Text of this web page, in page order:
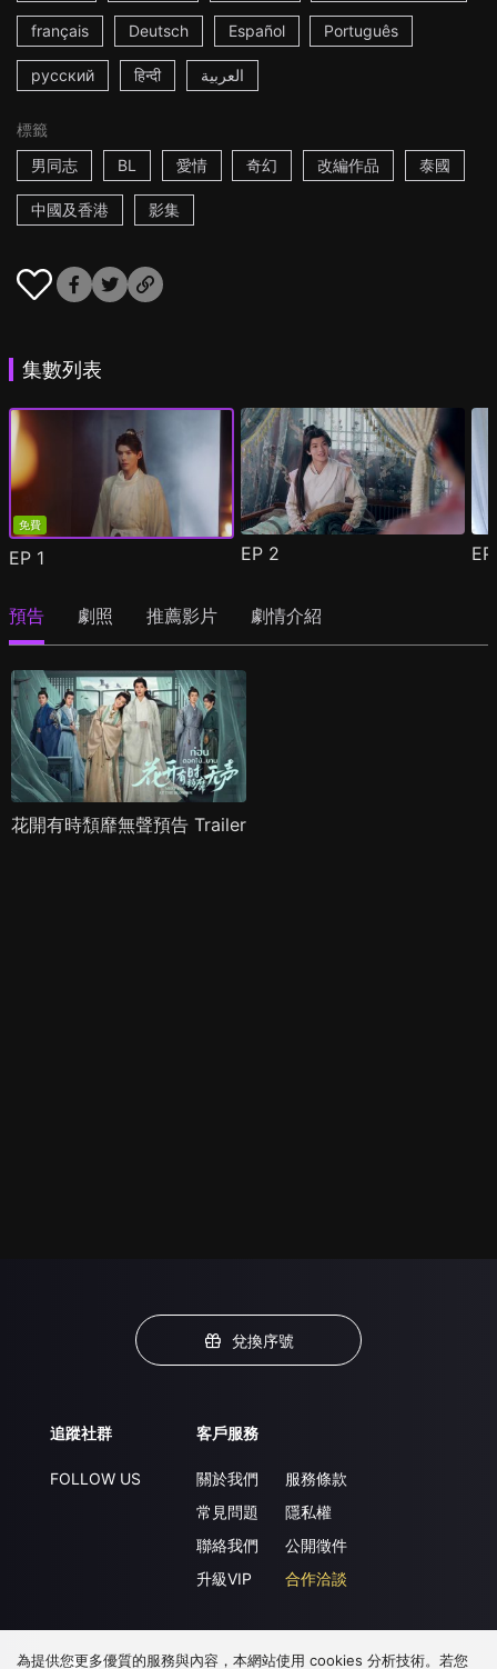
français Deutsch Español Português
русский हिन्दी العربية
標籤
男同志
BL 愛情 奇幻 改編作品 泰國
中國及香港 影集
集數列表
免費
EP 1 EP 2
預告 劇照 推薦影片 劇情介紹
花開有時頹靡無聲預告 Trailer
兌換序號
追蹤社群
FOLLOW US
客戶服務
關於我們
常見問題
聯絡我們
升級VIP
服務條款
隱私權
公開徵件
合作洽談
下載 APP
為提供您更多優質的服務與內容，本網站使用 cookies 分析技術。若您